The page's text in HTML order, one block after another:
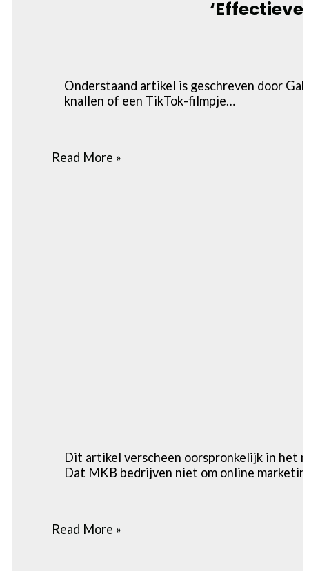
Onderstaand artikel is geschreven door
knallen of een TikTok-filmpje…
Read More »
Dit artikel verscheen oorspronkelijk in het
Dat MKB bedrijven niet om online
Read More »